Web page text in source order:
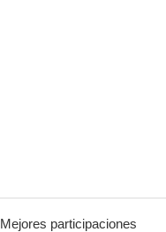
Mejores participaciones